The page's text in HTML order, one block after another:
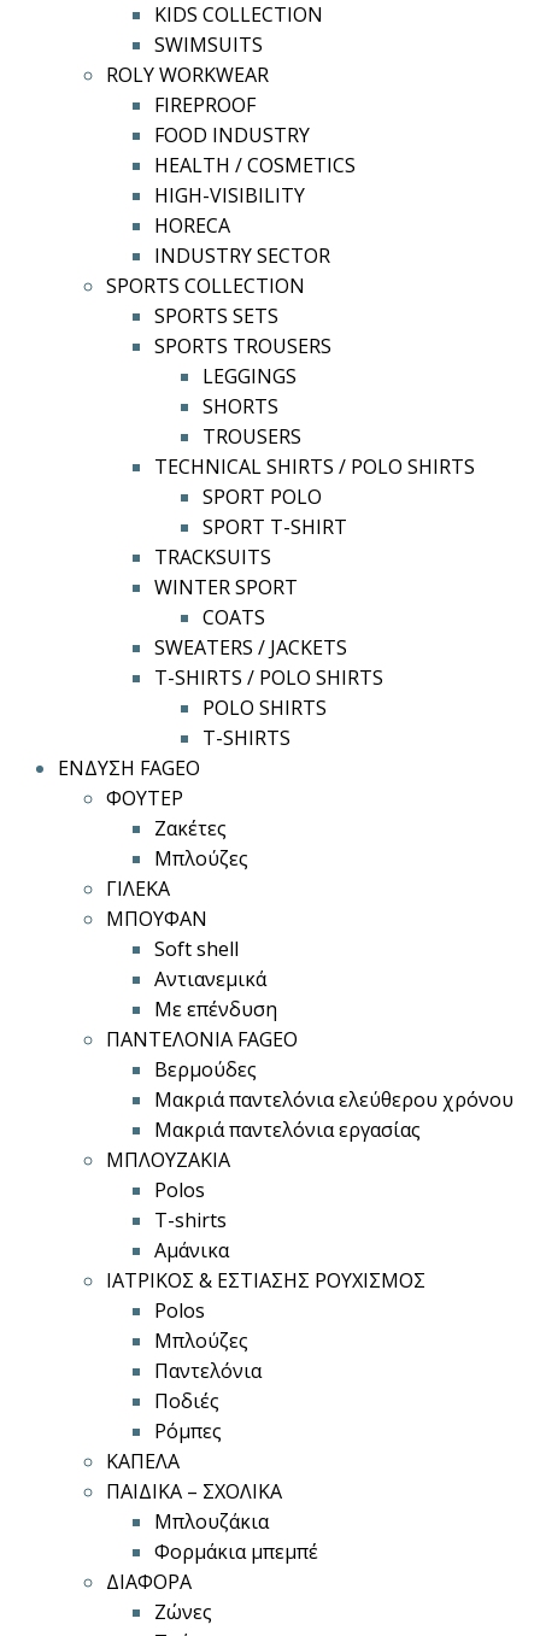
KIDS COLLECTION
SWIMSUITS
ROLY WORKWEAR
FIREPROOF
FOOD INDUSTRY
HEALTH / COSMETICS
HIGH-VISIBILITY
HORECA
INDUSTRY SECTOR
SPORTS COLLECTION
SPORTS SETS
SPORTS TROUSERS
LEGGINGS
SHORTS
TROUSERS
TECHNICAL SHIRTS / POLO SHIRTS
SPORT POLO
SPORT T-SHIRT
TRACKSUITS
WINTER SPORT
COATS
SWEATERS / JACKETS
T-SHIRTS / POLO SHIRTS
POLO SHIRTS
T-SHIRTS
ΕΝΔΥΣΗ FAGEO
ΦΟΥΤΕΡ
Ζακέτες
Μπλούζες
ΓΙΛΕΚΑ
ΜΠΟΥΦΑΝ
Soft shell
Αντιανεμικά
Με επένδυση
ΠΑΝΤΕΛΟΝΙΑ FAGEO
Βερμούδες
Μακριά παντελόνια ελεύθερου χρόνου
Μακριά παντελόνια εργασίας
ΜΠΛΟΥΖΑΚΙΑ
Polos
T-shirts
Αμάνικα
ΙΑΤΡΙΚΟΣ & ΕΣΤΙΑΣΗΣ ΡΟΥΧΙΣΜΟΣ
Polos
Μπλούζες
Παντελόνια
Ποδιές
Ρόμπες
ΚΑΠΕΛΑ
ΠΑΙΔΙΚΑ – ΣΧΟΛΙΚΑ
Μπλουζάκια
Φορμάκια μπεμπέ
ΔΙΑΦΟΡΑ
Ζώνες